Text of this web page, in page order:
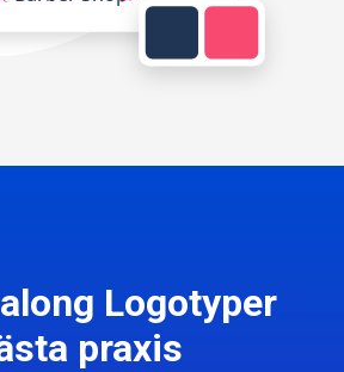
Logotyper
praxis